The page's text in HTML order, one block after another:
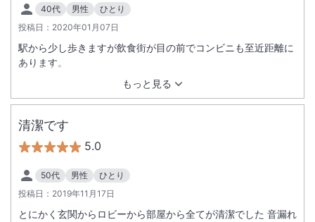
40代 男性
ひとり
投稿日： 2020年01月07日
もっと見る
駅から少し歩きますが飲食街が目の前でコンビニも至近距離に
あります。
清潔です
5.0
50代 男性
ひとり
投稿日： 2019年11月17日
とにかく玄関からロビーから部屋から全てが清潔でした 音漏れ